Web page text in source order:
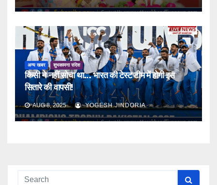
अन्य खबर शुभकामना संदेश
किसी ने नहीं सोचा था… भारत की टेस्ट टीम में होगी इस
सितारे की वापसी!
AUG 8, 2025 YOGESH JINDORIA